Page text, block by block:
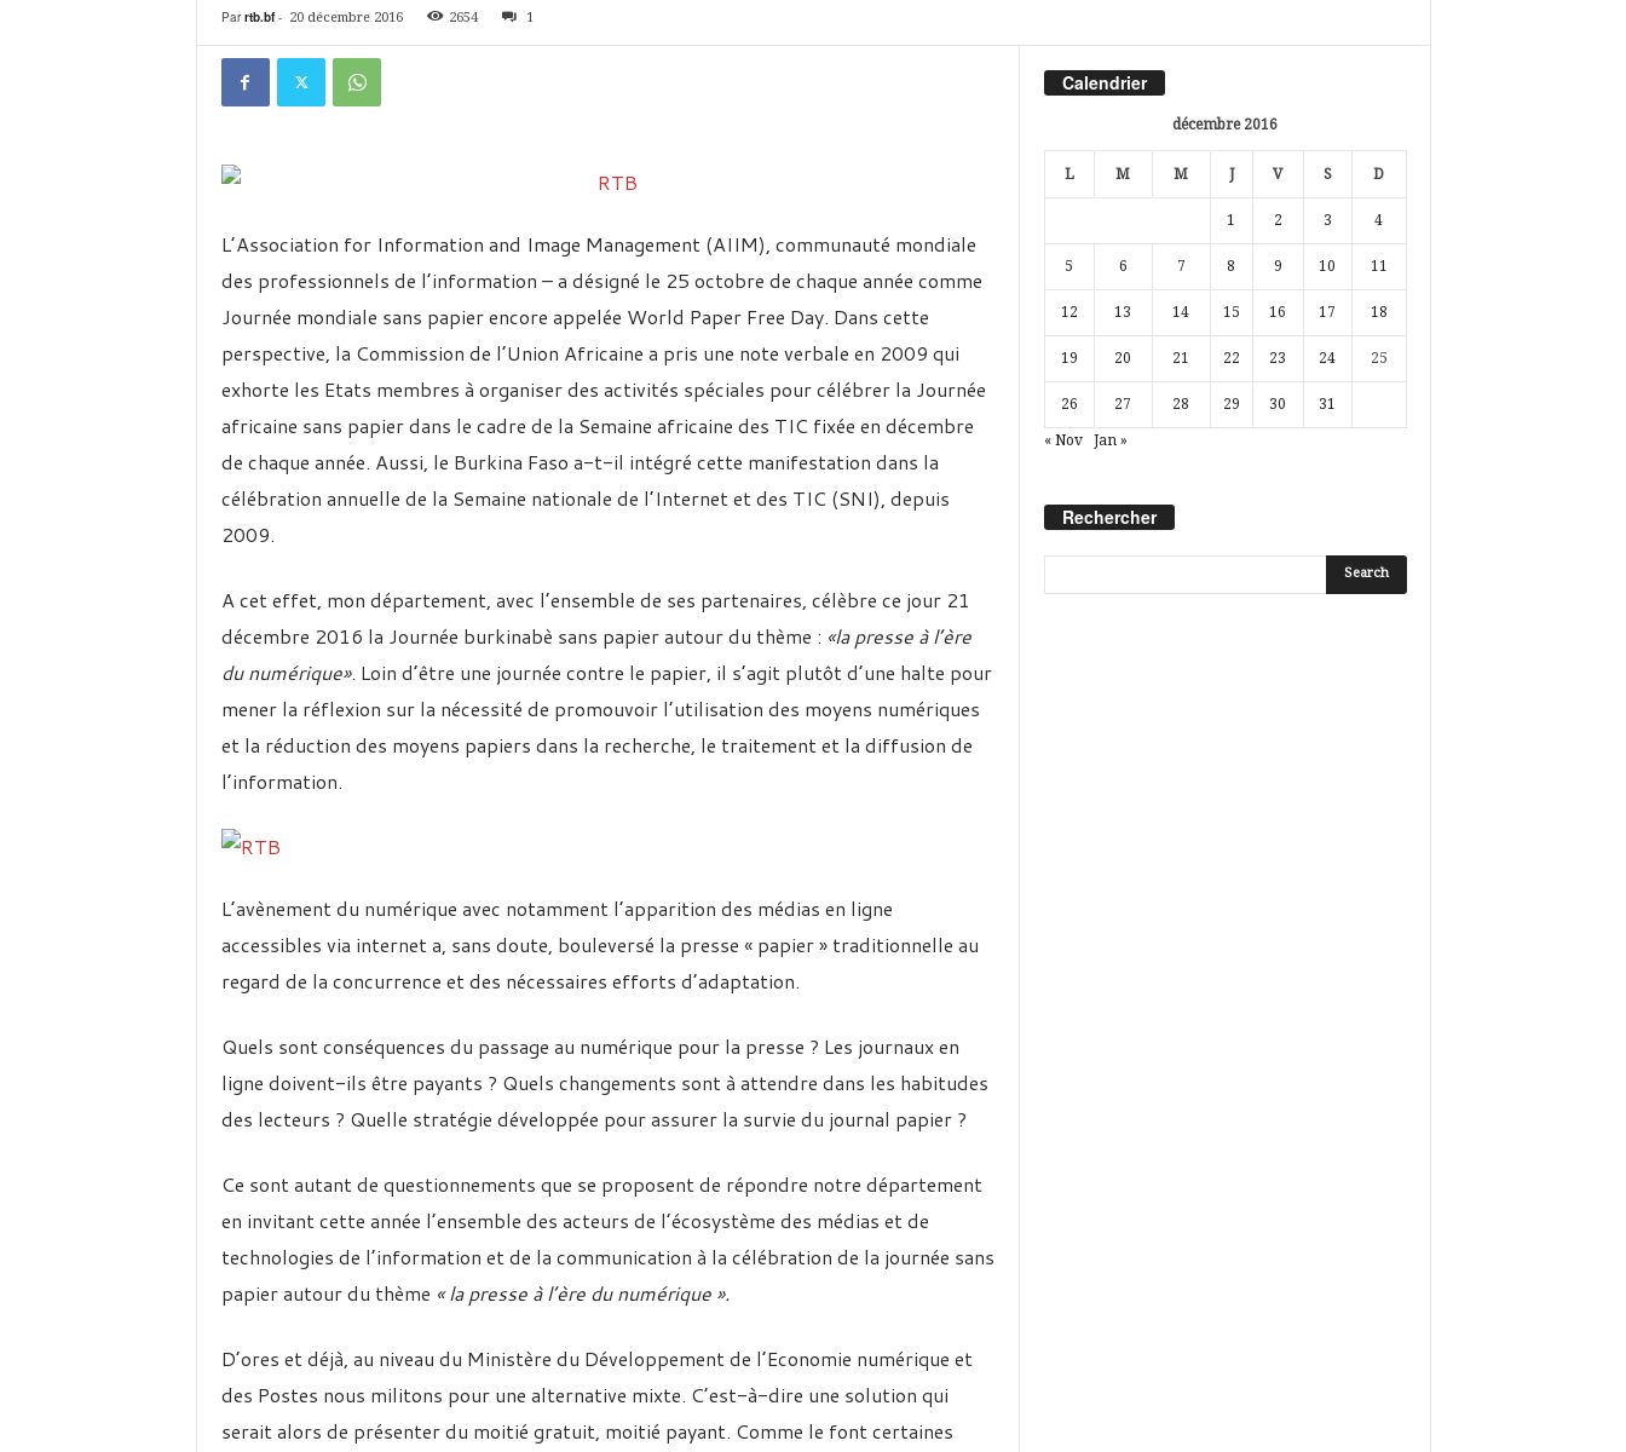
i
Par rtb.bf- 20 décembre 2016 2654 1
L’Association for Information and Image Management (AIIM), communauté mondiale
des professionnels de l’information – a désigné le 25 octobre de chaque année comme
Journée mondiale sans papier encore appelée World Paper Free Day. Dans cette
perspective, la Commission de l’Union Africaine a pris une note verbale en 2009 qui
exhorte les Etats membres à organiser des activités spéciales pour célébrer la Journée
africaine sans papier dans le cadre de la Semaine africaine des TIC fixée en décembre
de chaque année. Aussi, le Burkina Faso a-t-il intégré cette manifestation dans la
célébration annuelle de la Semaine nationale de l’Internet et des TIC (SNI), depuis
2009.
A cet effet, mon département, avec l’ensemble de ses partenaires, célèbre ce jour 21
décembre 2016 la Journée burkinabè sans papier autour du thème : «la presse à l’ère
du numérique». Loin d’être une journée contre le papier, il s’agit plutôt d’une halte pour
mener la réflexion sur la nécessité de promouvoir l’utilisation des moyens numériques
et la réduction des moyens papiers dans la recherche, le traitement et la diffusion de
l’information.
L’avènement du numérique avec notamment l’apparition des médias en ligne
accessibles via internet a, sans doute, bouleversé la presse « papier » traditionnelle au
regard de la concurrence et des nécessaires efforts d’adaptation.
Quels sont conséquences du passage au numérique pour la presse ? Les journaux en
ligne doivent-ils être payants ? Quels changements sont à attendre dans les habitudes
des lecteurs ? Quelle stratégie développée pour assurer la survie du journal papier ?
Ce sont autant de questionnements que se proposent de répondre notre département
en invitant cette année l’ensemble des acteurs de l’écosystème des médias et de
technologies de l’information et de la communication à la célébration de la journée sans
papier autour du thème « la presse à l’ère du numérique ».
D’ores et déjà, au niveau du Ministère du Développement de l’Economie numérique et
des Postes nous militons pour une alternative mixte. C’est-à-dire une solution qui
serait alors de présenter du moitié gratuit, moitié payant. Comme le font certaines
Calendrier
décembre 2016
L M M J V S D
1 2 3 4
5 6 7 8 9 10 11
12 13 14 15 16 17 18
19 20 21 22 23 24 25
26 27 28 29 30 31
« Nov Jan »
Rechercher